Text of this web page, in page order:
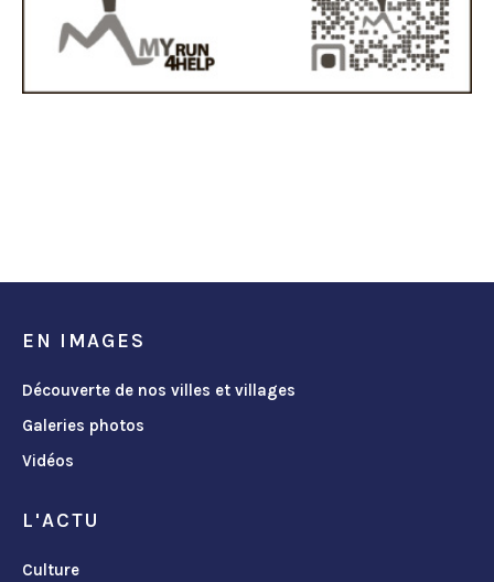
EN IMAGES
Découverte de nos villes et villages
Galeries photos
Vidéos
L'ACTU
Culture